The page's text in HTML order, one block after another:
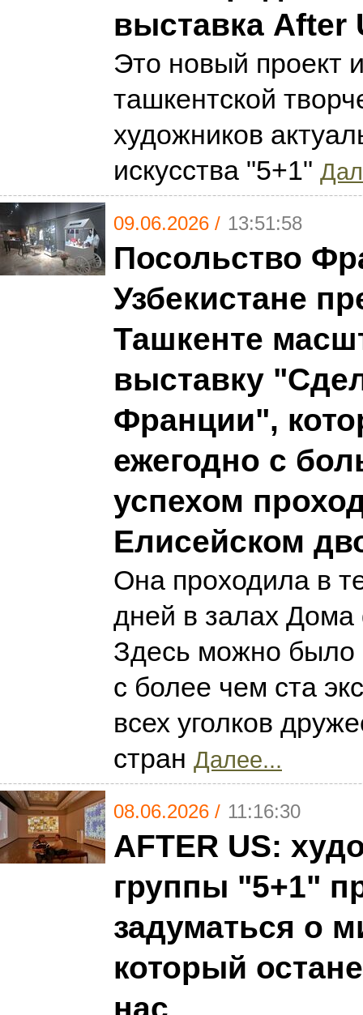
выставка After
Это новый проект
ташкентской
художников
искусства "5+1"
09.06.2026 / 13:51:58
Посольство
Узбекистане
Ташкенте
выставку
Франции",
ежегодно с
успехом
Елисейском
Она проходила в
дней в залах
Здесь можно было
с более чем ста
всех уголков
стран Далее...
08.06.2026 / 11:16:30
AFTER US:
группы "5+1"
задуматься о
который